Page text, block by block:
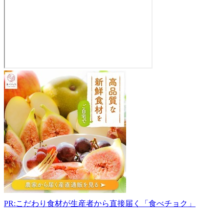
産
直
市
場
火・
水・
風
(ひ
み
か)
629-
3551
京
都
PR:こだわり食材が生産者から直接届く「食べチョク」